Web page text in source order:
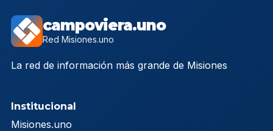
campoviera.uno
Red Misiones.uno
La red de información más grande de Misiones
Institucional
Misiones.uno